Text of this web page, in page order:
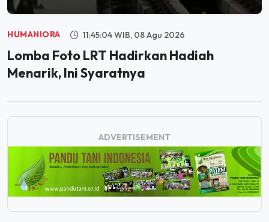
HUMANIORA 11:45:04 WIB, 08 Agu 2026
Lomba Foto LRT Hadirkan Hadiah
Menarik, Ini Syaratnya
ADVERTISEMENT